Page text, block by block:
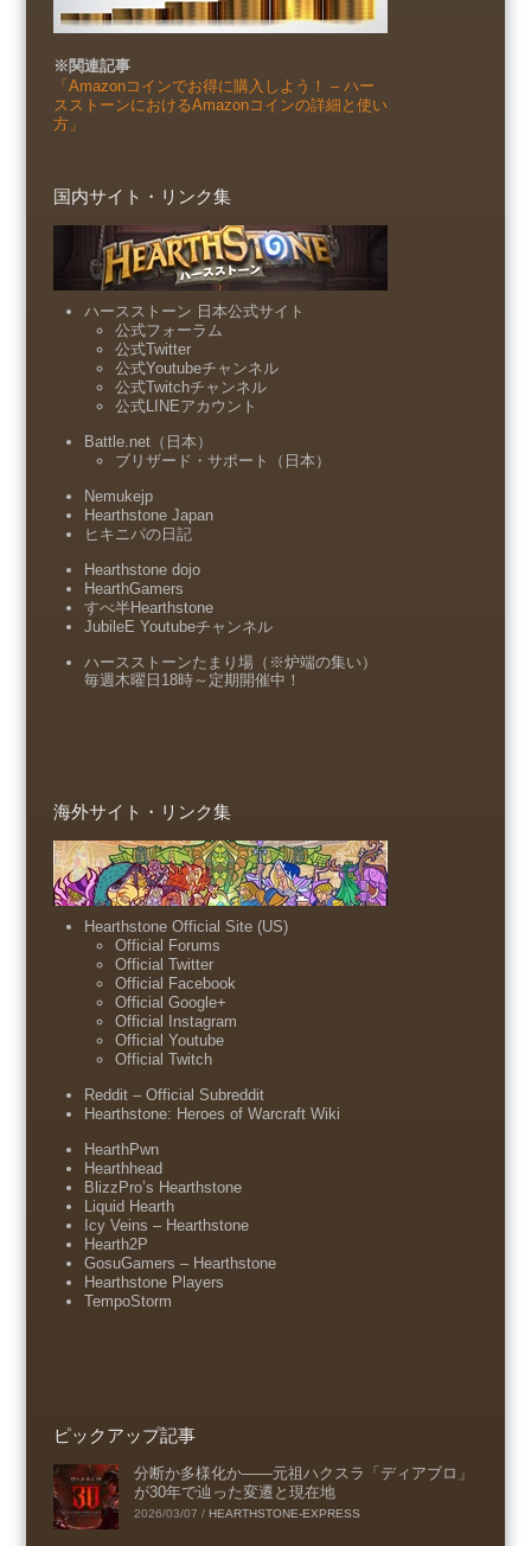
※関連記事
「Amazonコインでお得に購入しよう！ – ハー
スストーンにおけるAmazonコインの詳細と使い
方」
国内サイト・リンク集
ハースストーン 日本公式サイト
公式フォーラム
公式Twitter
公式Youtubeチャンネル
公式Twitchチャンネル
公式LINEアカウント
Battle.net（日本）
ブリザード・サポート（日本）
Nemukejp
Hearthstone Japan
ヒキニパの日記
Hearthstone dojo
HearthGamers
すべ半Hearthstone
JubileE Youtubeチャンネル
ハースストーンたまり場（※炉端の集い）
毎週木曜日18時～定期開催中！
海外サイト・リンク集
Hearthstone Official Site (US)
Official Forums
Official Twitter
Official Facebook
Official Google+
Official Instagram
Official Youtube
Official Twitch
Reddit – Official Subreddit
Hearthstone: Heroes of Warcraft Wiki
HearthPwn
Hearthhead
BlizzPro’s Hearthstone
Liquid Hearth
Icy Veins – Hearthstone
Hearth2P
GosuGamers – Hearthstone
Hearthstone Players
TempoStorm
ピックアップ記事
分断か多様化か――元祖ハクスラ「ディアブロ」
が30年で辿った変遷と現在地
2026/03/07 / HEARTHSTONE-EXPRESS